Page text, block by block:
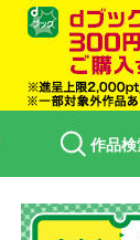
作品検